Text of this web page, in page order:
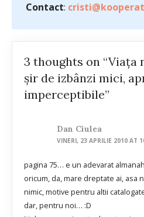
Contact:
3 thoughts on “Viața
șir de izbânzi mici,
imperceptibile”
Dan Ciulea
VINERI, 23 APRILIE 2010 AT
pagina 75… e un adevarat
oricum, da, mare dreptate ai, asa
nimic, motive pentru altii
dar, pentru noi… :D